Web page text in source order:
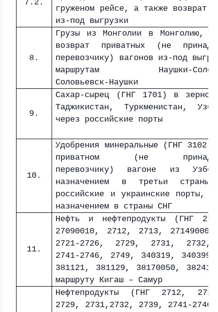
7.2.
груженом рейсе, а также возврат
из-под выгрузки
8.
Грузы из Монголии в Монголию, а
возврат приватных (не
перевозчику) вагонов из-под
маршрутам Наушки-
Соловьевск-Наушки
9.
Сахар-сырец (ГНГ 1701) в
Таджикистан, Туркменистан,
через российские порты
10.
Удобрения минеральные (ГНГ 3102-
приватном (не
перевозчику) вагоне из
назначением в третьи страны
российские и украинские порты,
назначением в страны СНГ
11.
Нефть и нефтепродукты (ГНГ
27090010, 2712, 2713,
2721-2726, 2729, 2731, 2732,
2741-2746, 2749, 340319,
381121, 381129, 38170050,
маршруту Кигаш – Самур
Нефтепродукты (ГНГ 2712,
2729, 2731,2732, 2739, 2741-